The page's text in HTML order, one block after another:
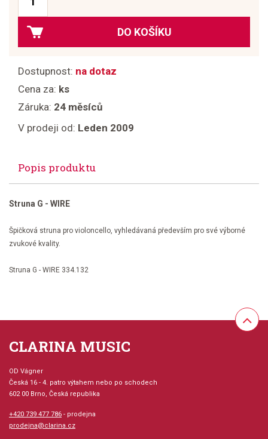
DO KOŠÍKU
Dostupnost: na dotaz
Cena za: ks
Záruka: 24 měsíců
V prodeji od: Leden 2009
Popis produktu
Struna G - WIRE
Špičková struna pro violoncello, vyhledávaná především pro své výborné
zvukové kvality.
Struna G - WIRE 334.132
CLARINA MUSIC
OD Vágner
Česká 16 - 4. patro výtahem nebo po schodech
602 00 Brno, Česká republika
+420 739 477 786 - prodejna
prodejna@clarina.cz